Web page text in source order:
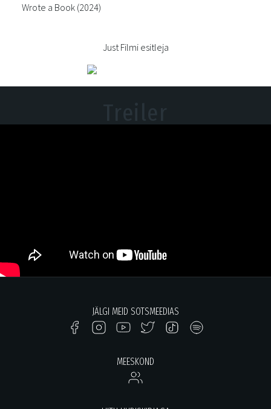
Wrote a Book (2024)
Just Filmi esitleja
JÄLGI MEID SOTSMEEDIAS
MEESKOND